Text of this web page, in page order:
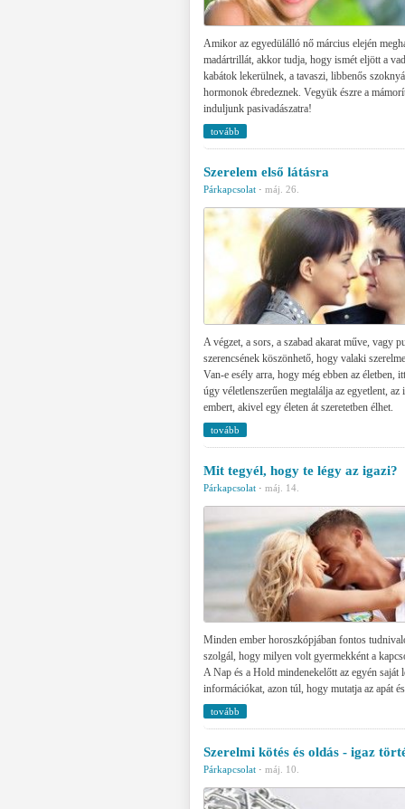
Amikor az egyedülálló nő március elején
madártrillát, akkor tudja, hogy ismét eljött a
kabátok lekerülnek, a tavaszi, libbenős
hormonok ébredeznek. Vegyük észre a
induljunk pasivadászatra!
tovább
Szerelem első látásra
Párkapcsolat · máj. 26.
A végzet, a sors, a szabad akarat műve, vagy
szerencsének köszönhető, hogy valaki
Van-e esély arra, hogy még ebben az életben,
úgy véletlenszerűen megtalálja az egyetlent, az
embert, akivel egy életen át szeretetben élhet.
tovább
Mit tegyél, hogy te légy az igazi?
Párkapcsolat · máj. 14.
Minden ember horoszkópjában fontos
szolgál, hogy milyen volt gyermekként a
A Nap és a Hold mindenekelőtt az egyén saját
információkat, azon túl, hogy mutatja az apát
tovább
Szerelmi kötés és oldás - igaz
Párkapcsolat · máj. 10.